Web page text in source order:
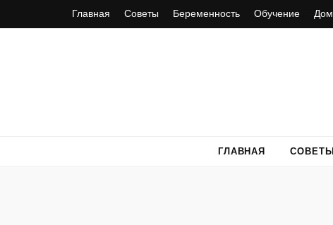
Главная Советы Беременность Обучение Дом
ГЛАВНАЯ СОВЕТЫ